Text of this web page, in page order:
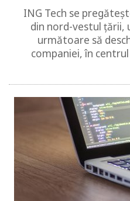
ING Tech se
din nord-vestul țării,
următoare să
companiei, în